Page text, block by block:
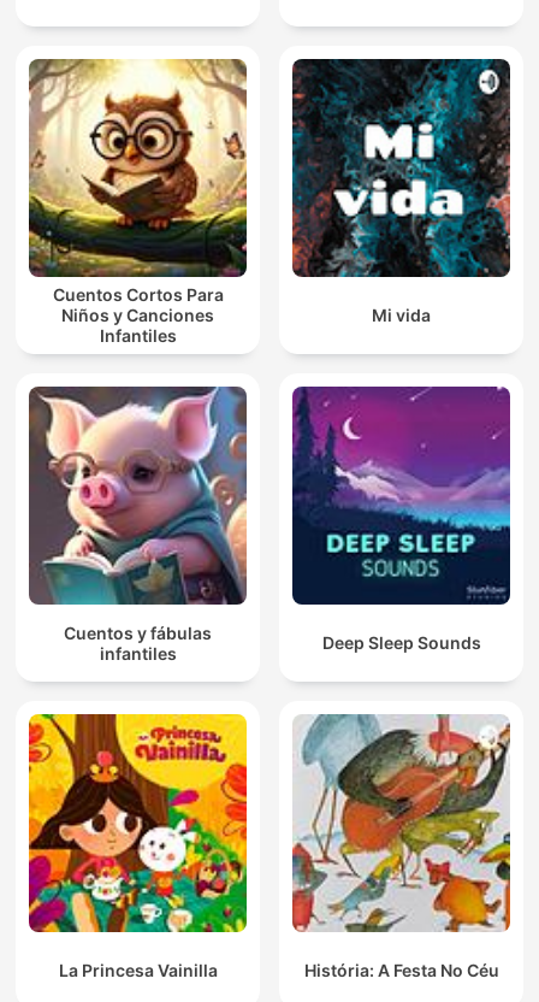
Cuentos Cortos Para
Niños y Canciones
Infantiles
Mi vida
Cuentos y fábulas
infantiles
Deep Sleep Sounds
La Princesa Vainilla História: A Festa No Céu